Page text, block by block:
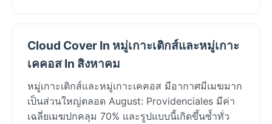
Cloud Cover In หมู่เกาะเติกส์และหมู่เกาะ
เคคอส In สิงหาคม
หมู่เกาะเติกส์และหมู่เกาะเคคอส มีอากาศมีเมฆมาก
เป็นส่วนใหญ่ตลอด August: Providenciales มีค่า
เฉลี่ยเมฆปกคลุม 70% และรูปแบบนี้เกิดขึ้นซ้ำทั่ว